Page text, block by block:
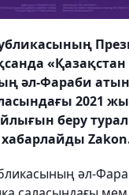
«Қазақстан
әл-Фараби
2021
беру
әл-